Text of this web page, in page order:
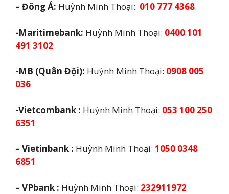
– Đông Á: Huỳnh Minh Thoại: 010 777 4368
-Maritimebank: Huỳnh Minh Thoại: 0400 101
491 3102
-MB (Quân Đội): Huỳnh Minh Thoại: 0908 005
036
-Vietcombank : Huỳnh Minh Thoại: 053 100 250
6351
– Vietinbank : Huỳnh Minh Thoại: 1050 0348
6851
– VPbank : Huỳnh Minh Thoại: 232911972